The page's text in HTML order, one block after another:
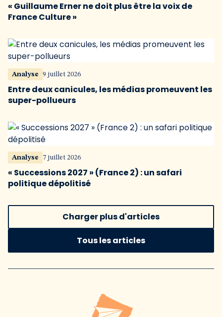
« Guillaume Erner ne doit plus être la voix de
France Culture »
Analyse 9 juillet 2026
Entre deux canicules, les médias promeuvent les
super-pollueurs
Analyse 7 juillet 2026
« Successions 2027 » (France 2) : un safari
politique dépolitisé
Charger plus d'articles
Tous les articles